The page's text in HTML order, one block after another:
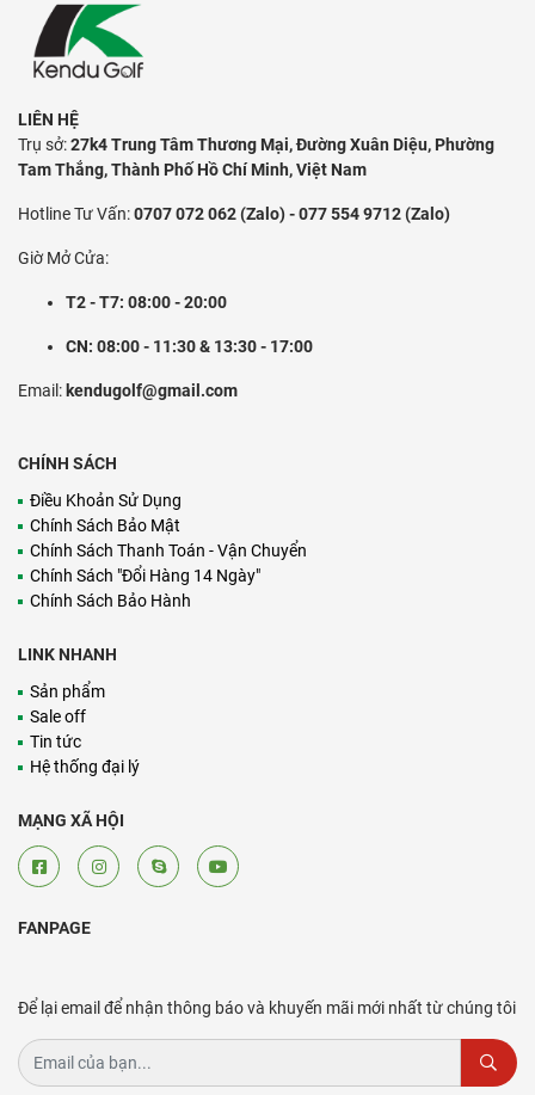
LIÊN HỆ
Trụ sở:27k4 Trung Tâm Thương Mại, Đường Xuân Diệu, Phường
Tam Thắng, Thành Phố Hồ Chí Minh, Việt Nam
Hotline Tư Vấn:0707 072 062 (Zalo) - 077 554 9712 (Zalo)
Giờ Mở Cửa:
T2 - T7: 08:00 - 20:00
CN: 08:00 - 11:30 & 13:30 - 17:00
Email: kendugolf@gmail.com
CHÍNH SÁCH
Điều Khoản Sử Dụng
Chính Sách Bảo Mật
Chính Sách Thanh Toán - Vận Chuyển
Chính Sách "Đổi Hàng 14 Ngày"
Chính Sách Bảo Hành
LINK NHANH
Sản phẩm
Sale off
Tin tức
Hệ thống đại lý
MẠNG XÃ HỘI
FANPAGE
Để lại email để nhận thông báo và khuyến mãi mới nhất từ chúng tôi